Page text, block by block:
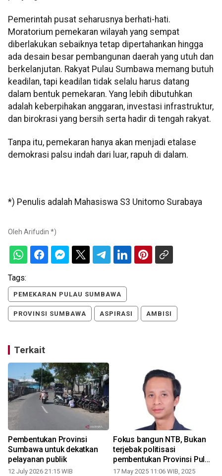
Pemerintah pusat seharusnya berhati-hati.
Moratorium pemekaran wilayah yang sempat
diberlakukan sebaiknya tetap dipertahankan hingga
ada desain besar pembangunan daerah yang utuh dan
berkelanjutan. Rakyat Pulau Sumbawa memang butuh
keadilan, tapi keadilan tidak selalu harus datang
dalam bentuk pemekaran. Yang lebih dibutuhkan
adalah keberpihakan anggaran, investasi infrastruktur,
dan birokrasi yang bersih serta hadir di tengah rakyat.
Tanpa itu, pemekaran hanya akan menjadi etalase
demokrasi palsu indah dari luar, rapuh di dalam.
*) Penulis adalah Mahasiswa S3 Unitomo Surabaya
Oleh Arifudin *)
Tags:
PEMEKARAN PULAU SUMBAWA
PROVINSI SUMBAWA ASPIRASI AMBISI
Terkait
Pembentukan Provinsi
Sumbawa untuk dekatkan
pelayanan publik
12 July 2026 21:15 WIB
Fokus bangun NTB, Bukan
terjebak politisasi
pembentukan Provinsi Pulau
Sumbawa
17 May 2025 11:06 WIB, 2025